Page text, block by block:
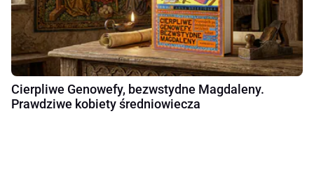
Cierpliwe Genowefy, bezwstydne Magdaleny.
Prawdziwe kobiety średniowiecza